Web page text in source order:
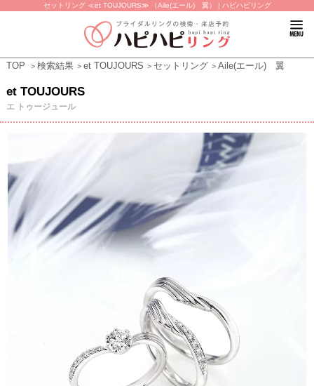
セットリング ≪et TOUJOURS≫ （Aile(エール) 翼） | ハピハピリング
TOP 検索結果 et TOUJOURS セットリング Aile(エール) 翼
et TOUJOURS
エ トゥージュール